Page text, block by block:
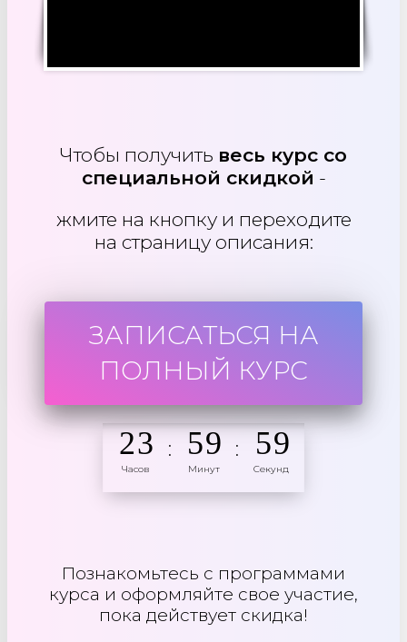
Чтобы получить весь курс со
специальной скидкой -
жмите на кнопку и переходите
на страницу описания:
ЗАПИСАТЬСЯ НА
ПОЛНЫЙ КУРС
23
Часов
: 59
Минут
: 59
Секунд
Познакомьтесь с программами
курса и оформляйте свое участие,
пока действует скидка!